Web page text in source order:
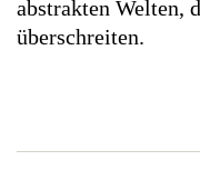
abstrakten Welten,
überschreiten.